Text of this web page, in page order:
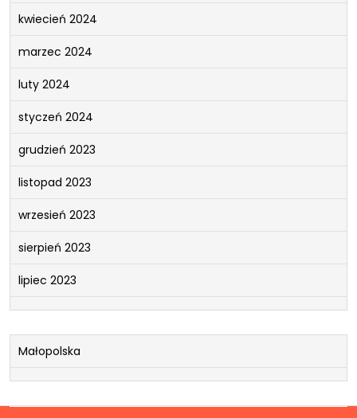
kwiecień 2024
marzec 2024
luty 2024
styczeń 2024
grudzień 2023
listopad 2023
wrzesień 2023
sierpień 2023
lipiec 2023
Małopolska